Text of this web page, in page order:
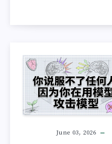
June 03, 2026